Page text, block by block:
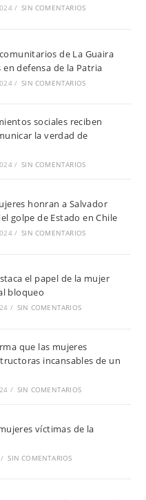
/ SIN COMENTARIOS
de La Guaira
defensa de la Patria
/ SIN COMENTARIOS
sociales reciben
la verdad de
/ SIN COMENTARIOS
honran a Salvador
golpe de Estado en Chile
/ SIN COMENTARIOS
el papel de la mujer
bloqueo
/ SIN COMENTARIOS
que las mujeres
incansables de un
/ SIN COMENTARIOS
víctimas de la
/ SIN COMENTARIOS